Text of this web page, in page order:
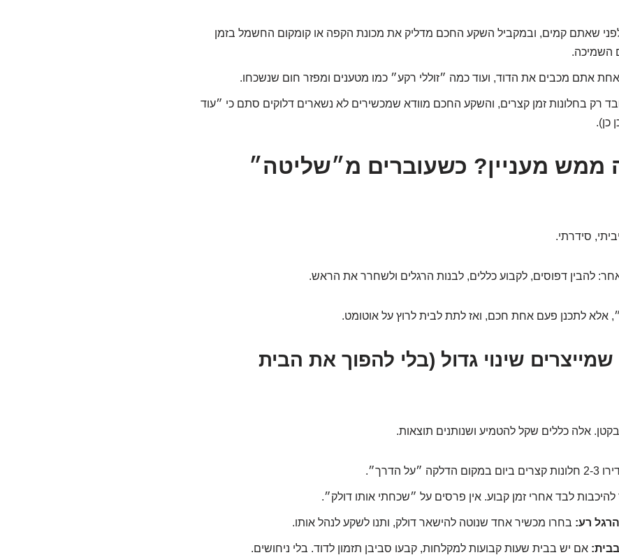
שאתם קמים, ובמקביל השקע החכם מדליק את מכונת הקפה או קומקום החשמל בזמן
השמיכה.
אתם מכבים את הדוד, ועוד כמה ״זוללי רקע״ כמו מטענים ומפזר חום שנשכחו.
רק בחלונות זמן קצרים, והשקע החכם מוודא שמכשירים לא נשארים דלוקים סתם כי ״עוד
כן).
ממש מעניין? כשעוברים מ״שליטה״
סידרתי.
אחר: להבין דפוסים, לקבוע כללים, לבנות הרגלים ולשחרר את הראש.
אלא לתכנן פעם אחת חכם, ואז לתת לבית לרוץ על אוטומט.
שמייצרים שינוי גדול (בלי להפוך את הבית
אלה כללים שקל להטמיע ושנותנים תוצאות.
ביום במקום הדלקה ״על הדרך״.
להיכבות לבד אחרי זמן קבוע. אין פרסים על ״שכחתי אותו דולק״.
רע: בחרו מכשיר אחד שנוטה להישאר דולק, ותנו לשקע לנהל אותו.
אם יש בבית שעות קבועות למקלחות, קבעו סביבן תזמון לדוד. בלי ניחושים.